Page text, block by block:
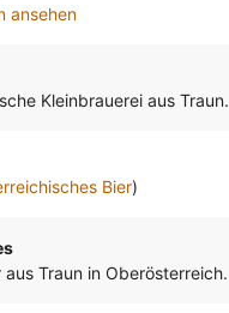
ansehen
Kleinbrauerei aus Traun.
Bier)
aus Traun in Oberösterreich.